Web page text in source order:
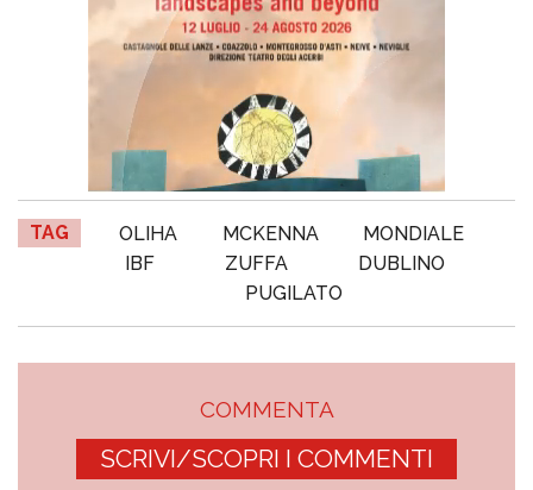
TAG OLIHA MCKENNA
MONDIALE
IBF
ZUFFA
DUBLINO
PUGILATO
COMMENTA
SCRIVI/SCOPRI I COMMENTI